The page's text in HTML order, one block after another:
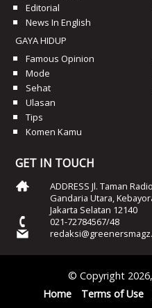
Editorial
News In English
GAYA HIDUP
Famous Opinion
Mode
Sehat
Ulasan
Tips
Komen Kamu
GET IN TOUCH
ADDRESS Jl. Taman
Gandaria Utara,
Jakarta Selatan 12140
021-72784567/48
© Copyright
Home
Terms of Use